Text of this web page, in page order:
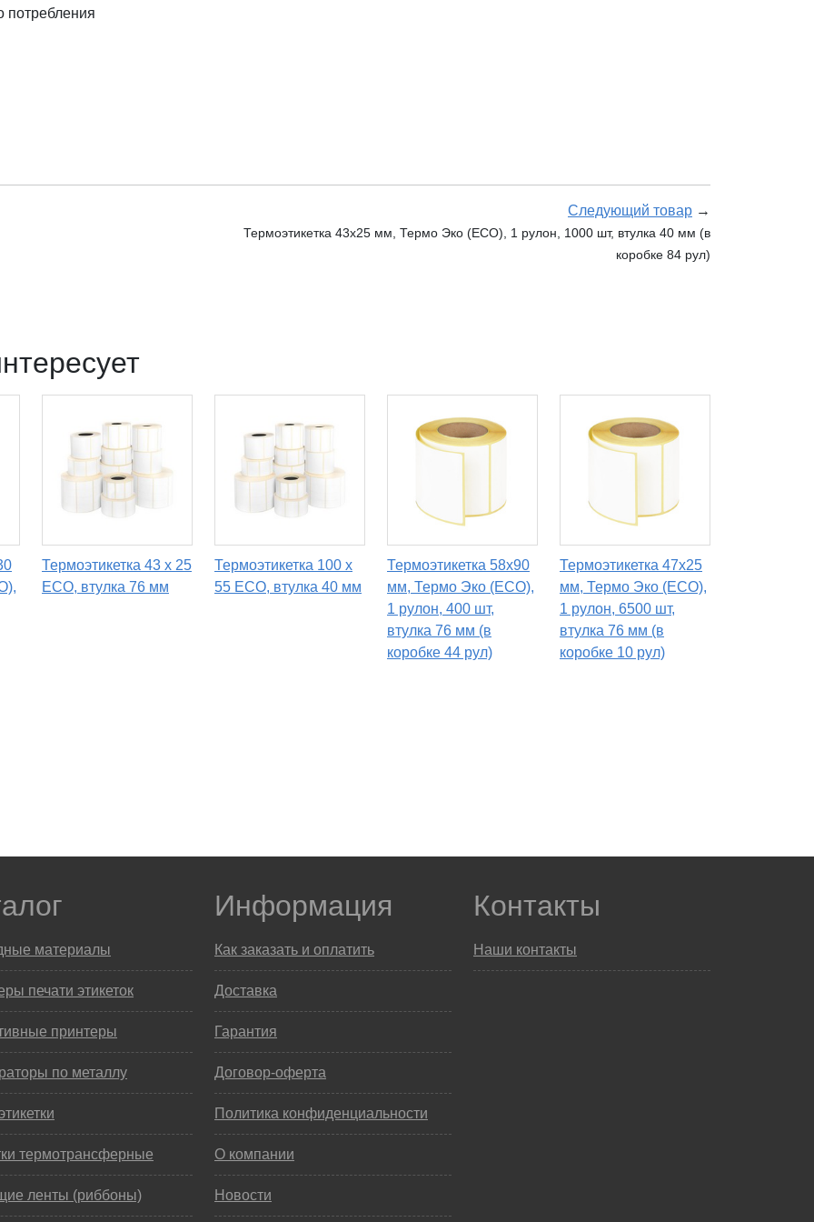
потребления
Следующий товар →
Термоэтикетка 43х25 мм, Термо Эко (ECO), 1 рулон, 1000 шт, втулка 40 мм (в
коробке 84 рул)
Термоэтикетка 43 х 25
ECO, втулка 76 мм
Термоэтикетка 100 х
55 ECO, втулка 40 мм
Термоэтикетка 58х90
мм, Термо Эко (ECO),
1 рулон, 400 шт,
втулка 76 мм (в
коробке 44 рул)
Термоэтикетка 47х25
мм, Термо Эко (ECO),
1 рулон, 6500 шт,
втулка 76 мм (в
коробке 10 рул)
материалы
печати этикеток
принтеры
по металлу
термотрансферные
ленты (риббоны)
Информация
Как заказать и оплатить
Доставка
Гарантия
Договор-оферта
Политика конфиденциальности
О компании
Новости
Контакты
Наши контакты